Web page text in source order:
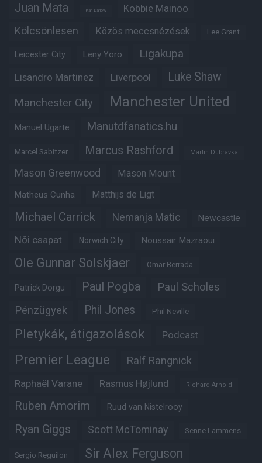
Juan Mata Karl Darlow Kobbie Mainoo
Kölcsönlesen Közös meccsnézések Lee Grant
Leicester City Leny Yoro Ligakupa
Lisandro Martinez Liverpool Luke Shaw
Manchester City Manchester United
Manuel Ugarte Manutdfanatics.hu
Marcel Sabitzer Marcus Rashford Martin Dubravka
Mason Greenwood Mason Mount
Matheus Cunha Matthijs de Ligt
Michael Carrick Nemanja Matic Newcastle
Női csapat Norwich City Noussair Mazraoui
Ole Gunnar Solskjaer Omar Berrada
Patrick Dorgu Paul Pogba Paul Scholes
Pénzügyek Phil Jones Phil Neville
Pletykák, átigazolások Podcast
Premier League Ralf Rangnick
Raphaël Varane Rasmus Højlund Richard Arnold
Ruben Amorim Ruud van Nistelrooy
Ryan Giggs Scott McTominay Senne Lammens
Sergio Reguilon Sir Alex Ferguson